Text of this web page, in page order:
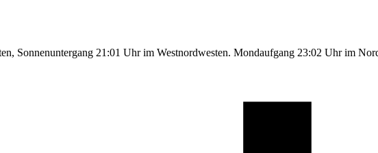
Sonnenuntergang 21:01 Uhr im Westnordwesten. Mondaufgang 23:02 Uhr im